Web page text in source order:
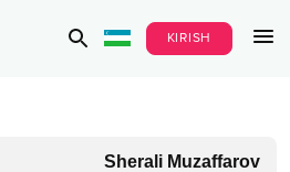
KIRISH
Sherali Muzaffarov